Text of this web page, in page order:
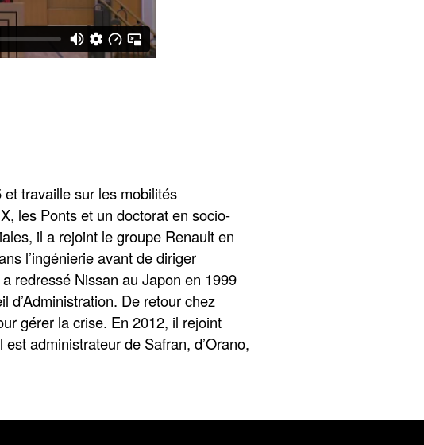
et travaille sur les mobilités
les Ponts et un doctorat en socio-
il a rejoint le groupe Renault en
l’ingénierie avant de diriger
redressé Nissan au Japon en 1999
d’Administration. De retour chez
gérer la crise. En 2012, il rejoint
administrateur de Safran, d’Orano,